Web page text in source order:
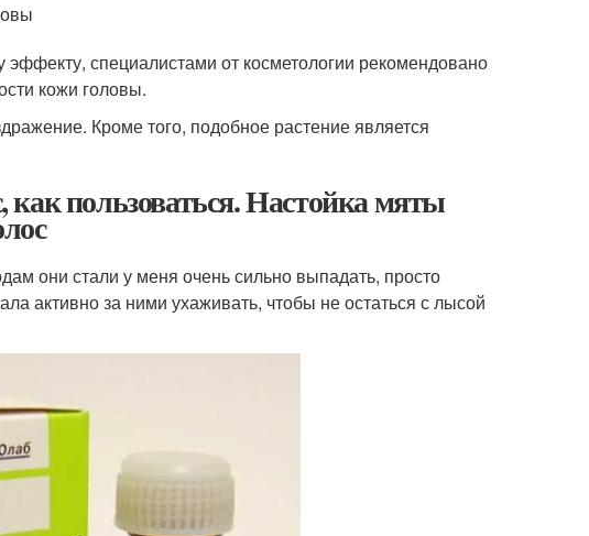
специалистами от косметологии рекомендовано
кожи головы.
Кроме того, подобное растение является
пользоваться. Настойка мяты
они стали у меня очень сильно выпадать, просто
активно за ними ухаживать, чтобы не остаться с лысой